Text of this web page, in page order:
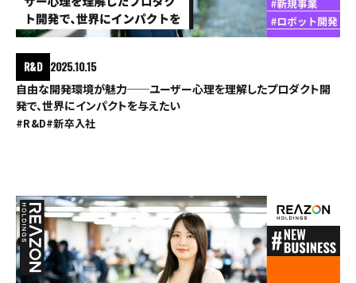
R&D 2025.10.15
自由な開発環境が魅力──ユーザー心理を理解したプロダクト開
発で、世界にインパクトを与えたい
#R&D#新卒入社